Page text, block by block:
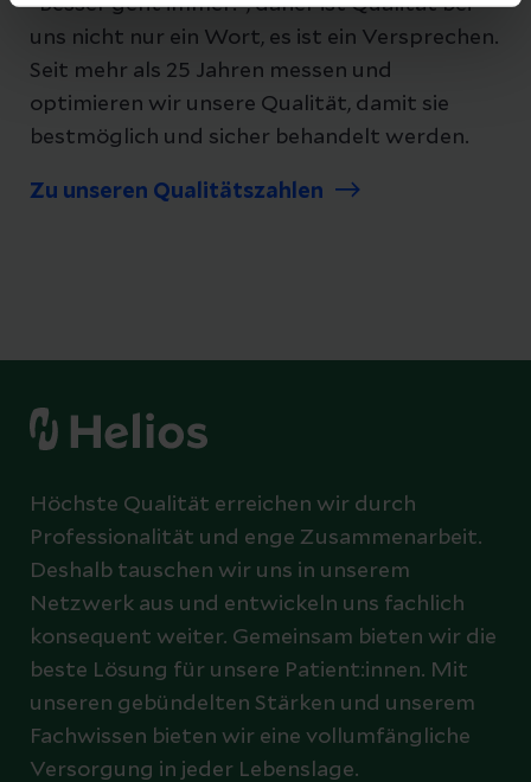
"Besser geht immer!", daher ist Qualität bei
uns nicht nur ein Wort, es ist ein Versprechen.
Seit mehr als 25 Jahren messen und
optimieren wir unsere Qualität, damit sie
bestmöglich und sicher behandelt werden.
Zu unseren Qualitätszahlen
Höchste Qualität erreichen wir durch
Professionalität und enge Zusammenarbeit.
Deshalb tauschen wir uns in unserem
Netzwerk aus und entwickeln uns fachlich
konsequent weiter. Gemeinsam bieten wir die
beste Lösung für unsere Patient:innen. Mit
unseren gebündelten Stärken und unserem
Fachwissen bieten wir eine vollumfängliche
Versorgung in jeder Lebenslage.